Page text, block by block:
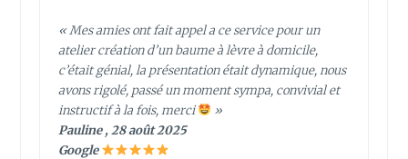
« Mes amies ont fait appel a ce service pour un
atelier création d’un baume à lèvre à domicile,
c’était génial, la présentation était dynamique, nous
avons rigolé, passé un moment sympa, convivial et
instructif à la fois, merci
»
Pauline , 28 août 2025
Google